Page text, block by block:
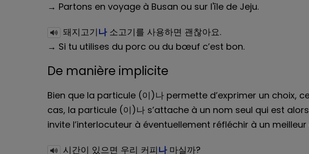
→ Partons en voyage à Busan ou sur l'île de Jeju.
돼지고기 나소고기를 사용하면 괜찮아요.
→ Si tu utilises du porc ou du bœuf c’est bon.
De manière implicite
Bien que la particule (이)나 permette d’exprimer un choix,
cas, la particule (이)나 s’attache à un nom seul qui est
invite l’interlocuteur à éventuellement réfléchir à un meilleur
시간이 있으면 우리 커피 나마실까?